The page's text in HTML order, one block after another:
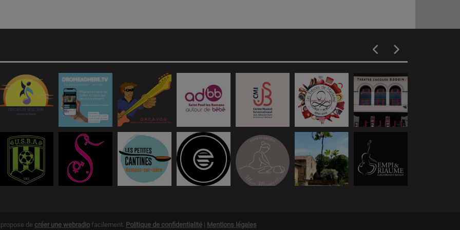
de créer une webradio facilement. Politique de confidentialité | Mentions légales